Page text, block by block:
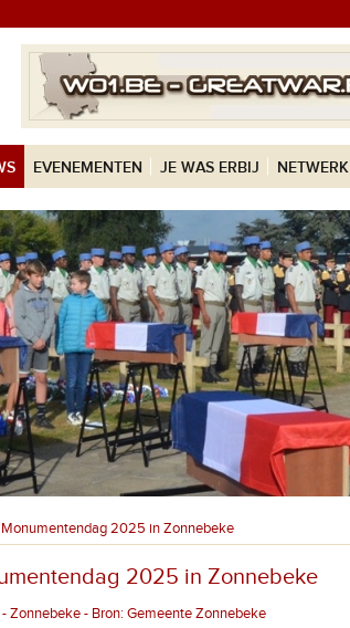
EVENEMENTEN JE WAS ERBIJ NETWERK
2025 in Zonnebeke
2025 in Zonnebeke
Zonnebeke - Bron: Gemeente Zonnebeke